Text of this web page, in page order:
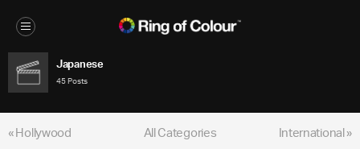
Japanese
45 Posts
« Hollywood International »
All Categories